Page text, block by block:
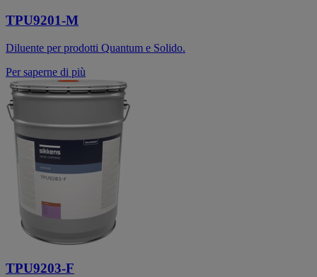
TPU9201-M
Diluente per prodotti Quantum e Solido.
Per saperne di più
TPU9203-F